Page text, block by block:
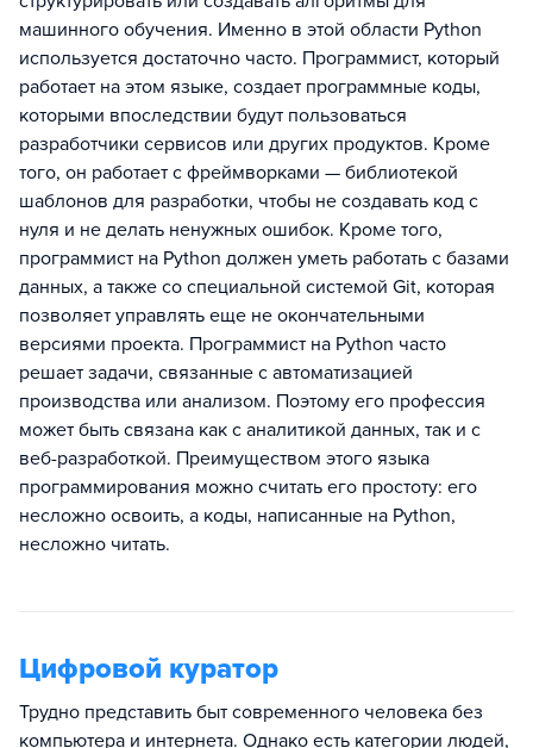
машинного обучения. Именно в этой области Python
используется достаточно часто. Программист, который
работает на этом языке, создает программные коды,
которыми впоследствии будут пользоваться
разработчики сервисов или других продуктов. Кроме
того, он работает с фреймворками — библиотекой
шаблонов для разработки, чтобы не создавать код с
нуля и не делать ненужных ошибок. Кроме того,
программист на Python должен уметь работать с базами
данных, а также со специальной системой Git, которая
позволяет управлять еще не окончательными
версиями проекта. Программист на Python часто
решает задачи, связанные с автоматизацией
производства или анализом. Поэтому его профессия
может быть связана как с аналитикой данных, так и с
веб-разработкой. Преимуществом этого языка
программирования можно считать его простоту: его
несложно освоить, а коды, написанные на Python,
несложно читать.
Цифровой куратор
Трудно представить быт современного человека без
компьютера и интернета. Однако есть категории людей,